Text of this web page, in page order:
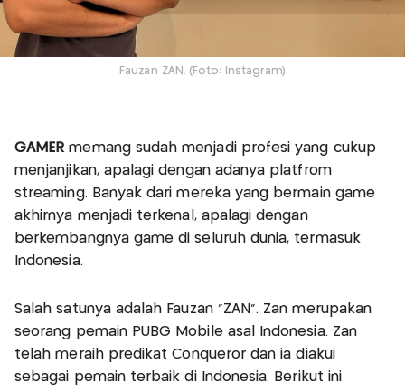
Fauzan ZAN. (Foto: Instagram)
GAMERmemang sudah menjadi profesi yang cukup
menjanjikan, apalagi dengan adanya platfrom
streaming. Banyak dari mereka yang bermain game
akhirnya menjadi terkenal, apalagi dengan
berkembangnya game di seluruh dunia, termasuk
Indonesia.
Salah satunya adalah Fauzan “ZAN”. Zan merupakan
seorang pemain PUBG Mobile asal Indonesia. Zan
telah meraih predikat Conqueror dan ia diakui
sebagai pemain terbaik di Indonesia. Berikut ini